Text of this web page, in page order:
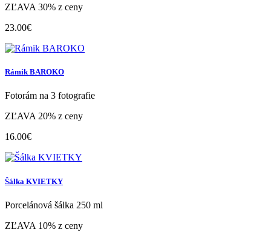
ZĽAVA 30% z ceny
23.00€
Rámik BAROKO
Fotorám na 3 fotografie
ZĽAVA 20% z ceny
16.00€
Šálka KVIETKY
Porcelánová šálka 250 ml
ZĽAVA 10% z ceny